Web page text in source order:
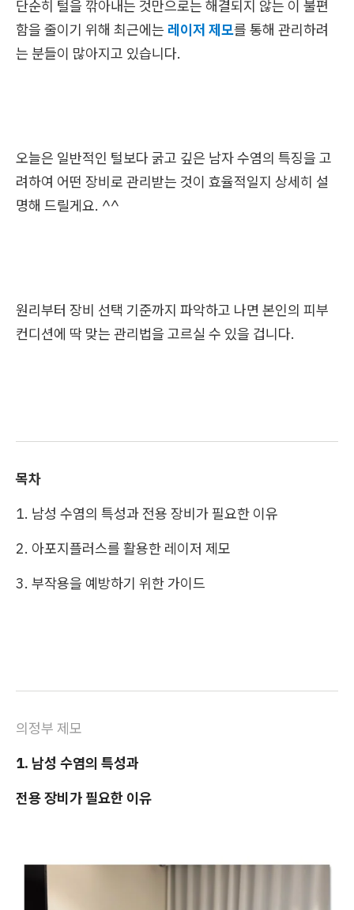
단순히 털을 깎아내는 것만으로는 해결되지 않는 이 불편
함을 줄이기 위해 최근에는 레이저 제모를 통해 관리하려
는 분들이 많아지고 있습니다.
오늘은 일반적인 털보다 굵고 깊은 남자 수염의 특징을 고
려하여 어떤 장비로 관리받는 것이 효율적일지 상세히 설
명해 드릴게요. ^^
원리부터 장비 선택 기준까지 파악하고 나면 본인의 피부
컨디션에 딱 맞는 관리법을 고르실 수 있을 겁니다.
목차
1. 남성 수염의 특성과 전용 장비가 필요한 이유
2. 아포지플러스를 활용한 레이저 제모
3. 부작용을 예방하기 위한 가이드
의정부 제모
1. 남성 수염의 특성과
전용 장비가 필요한 이유